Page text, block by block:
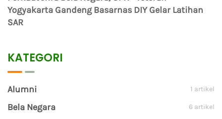
Yogyakarta Gandeng Basarnas DIY Gelar Latihan
SAR
KATEGORI
Alumni 1 artikel
Bela Negara 6 artikel